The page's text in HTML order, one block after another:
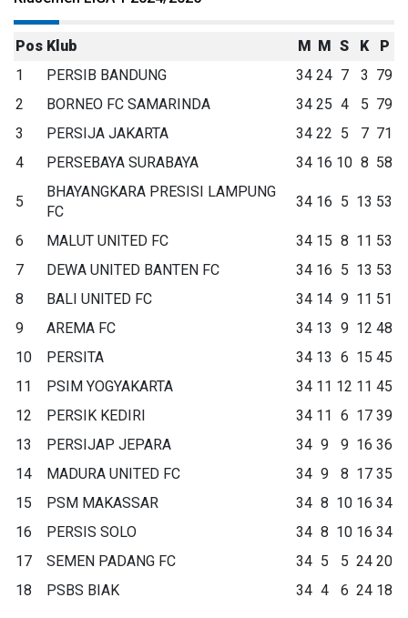
Pos Klub M M S K
P
1
PERSIB BANDUNG 34 24 7 3 79
2
BORNEO FC SAMARINDA 34 25 4 5 79
3
PERSIJA JAKARTA 34 22 5 7 71
4
PERSEBAYA SURABAYA 34 16 10 8 58
5
BHAYANGKARA PRESISI LAMPUNG
FC
34 16 5 13 53
6 MALUT UNITED FC 34 15 8 11 53
7
DEWA UNITED BANTEN FC 34 16 5 13 53
8
BALI UNITED FC 34 14 9 11 51
9
AREMA FC 34 13 9 12 48
10
PERSITA 34 13 6 15 45
11
PSIM YOGYAKARTA 34 11 12 11 45
12
PERSIK KEDIRI 34 11 6 17 39
13
PERSIJAP JEPARA 34 9 9 16 36
14
MADURA UNITED FC 34 9 8 17 35
15
PSM MAKASSAR 34 8 10 16 34
16
PERSIS SOLO 34 8 10 16 34
17
SEMEN PADANG FC 34 5 5 24 20
18
PSBS BIAK 34 4 6 24 18